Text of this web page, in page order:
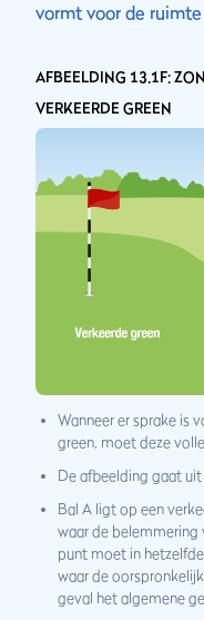
vormt voor de
AFBEELDING 13.1F:
VERKEERDE GREEN
Wanneer er sprake is
green, moet deze
De afbeelding gaat uit
Bal A ligt op een
waar de
punt moet in
waar de
geval het algemene